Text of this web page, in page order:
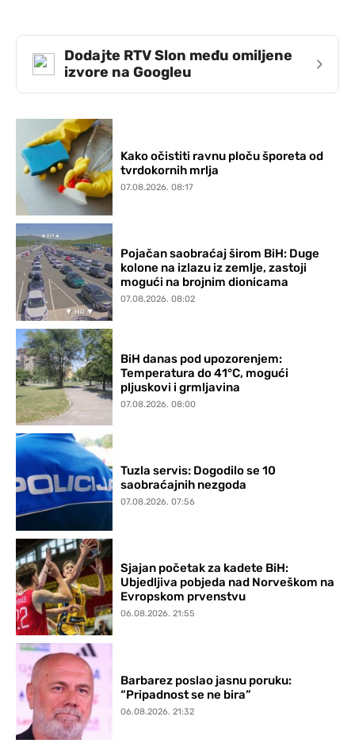
Dodajte RTV Slon među omiljene
izvore na Googleu
›
Kako očistiti ravnu ploču šporeta od
tvrdokornih mrlja
07.08.2026. 08:17
Pojačan saobraćaj širom BiH: Duge
kolone na izlazu iz zemlje, zastoji
mogući na brojnim dionicama
07.08.2026. 08:02
BiH danas pod upozorenjem:
Temperatura do 41°C, mogući
pljuskovi i grmljavina
07.08.2026. 08:00
Tuzla servis: Dogodilo se 10
saobraćajnih nezgoda
07.08.2026. 07:56
Sjajan početak za kadete BiH:
Ubjedljiva pobjeda nad Norveškom na
Evropskom prvenstvu
06.08.2026. 21:55
Barbarez poslao jasnu poruku:
“Pripadnost se ne bira”
06.08.2026. 21:32